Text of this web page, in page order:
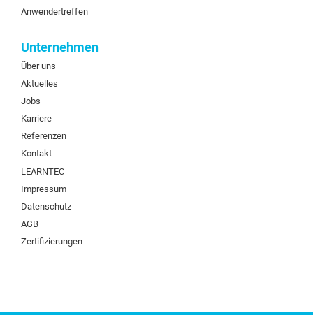
Anwendertreffen
Unternehmen
Über uns
Aktuelles
Jobs
Karriere
Referenzen
Kontakt
LEARNTEC
Impressum
Datenschutz
AGB
Zertifizierungen